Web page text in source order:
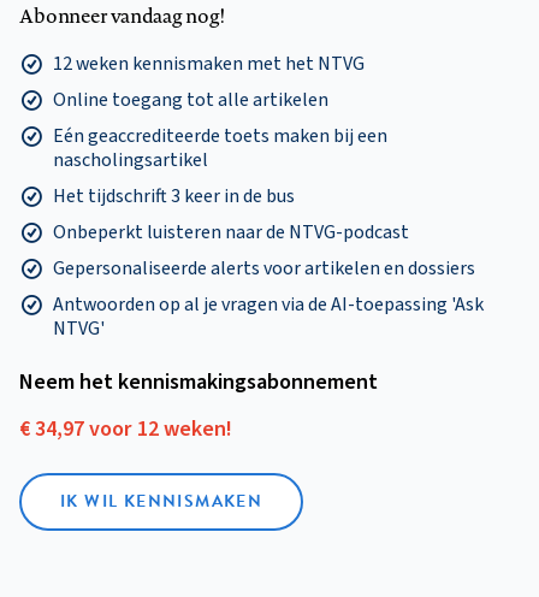
Abonneer vandaag nog!
12 weken kennismaken met het NTVG
Online toegang tot alle artikelen
Eén geaccrediteerde toets maken bij een
nascholingsartikel
Het tijdschrift 3 keer in de bus
Onbeperkt luisteren naar de NTVG-podcast
Gepersonaliseerde alerts voor artikelen en dossiers
Antwoorden op al je vragen via de AI-toepassing 'Ask
NTVG'
Neem het kennismakings­abonnement
€ 34,97 voor 12 weken!
IK WIL KENNISMAKEN